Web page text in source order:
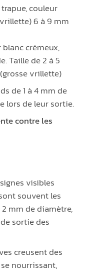
couleur
6 à 9 mm
crémeux,
Taille de 2 à 5
vrillette)
de 1 à 4 mm de
lors de leur sortie.
contre les
visibles
souvent les
mm de diamètre,
sortie des
creusent des
nourrissant,